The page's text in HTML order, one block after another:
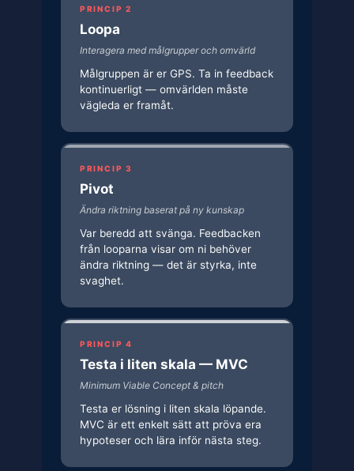
PRINCIP 2
Loopa
Interagera med målgrupper och omvärld
Målgruppen är er GPS. Ta in feedback
kontinuerligt — omvärlden måste
vägleda er framåt.
PRINCIP 3
Pivot
Ändra riktning baserat på ny kunskap
Var beredd att svänga. Feedbacken
från looparna visar om ni behöver
ändra riktning — det är styrka, inte
svaghet.
PRINCIP 4
Testa i liten skala — MVC
Minimum Viable Concept & pitch
Testa er lösning i liten skala löpande.
MVC är ett enkelt sätt att pröva era
hypoteser och lära inför nästa steg.